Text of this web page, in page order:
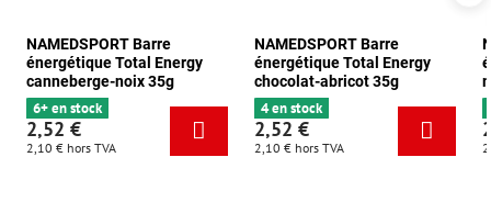
NAMEDSPORT Barre
énergétique Total Energy
canneberge-noix 35g
6+ en stock
2,52 €
2,10 € hors TVA
NAMEDSPORT Barre
énergétique Total Energy
chocolat-abricot 35g
4 en stock
2,52 €
2,10 € hors TVA